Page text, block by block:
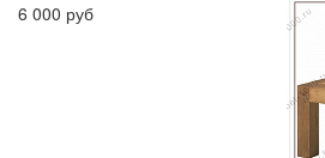
6 000 руб